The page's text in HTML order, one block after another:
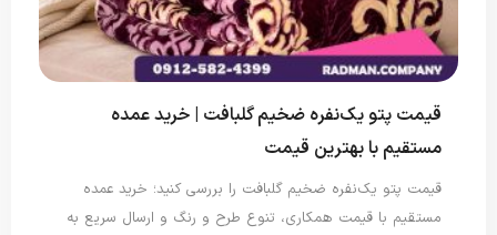
قیمت پتو یک‌نفره ضخیم گلبافت | خرید عمده
مستقیم با بهترین قیمت
قیمت پتو یک‌نفره ضخیم گلبافت را بررسی کنید؛ خرید عمده
مستقیم با قیمت همکاری، تنوع طرح و رنگ و ارسال سریع به